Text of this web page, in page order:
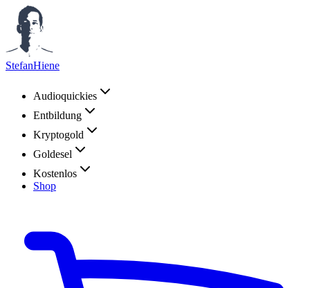
StefanHiene
Audioquickies
Entbildung
Kryptogold
Goldesel
Kostenlos
Shop